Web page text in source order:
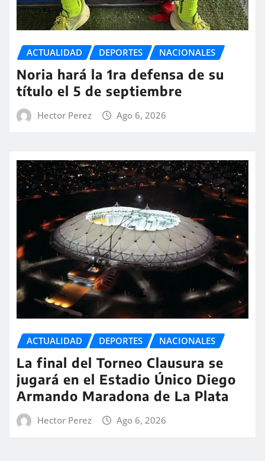
ACTUALIDAD DEPORTES NACIONALES
Noria hará la 1ra defensa de su
título el 5 de septiembre
Hector Perez Ago 6, 2026
ACTUALIDAD DEPORTES NACIONALES
La final del Torneo Clausura se
jugará en el Estadio Único Diego
Armando Maradona de La Plata
Hector Perez Ago 6, 2026